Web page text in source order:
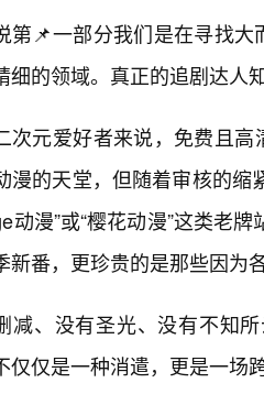
第📌一部分我们是在寻找大
细的领域。真正的追剧达人
次元爱好者来说，免费且
漫的天堂，但随着审核的
动漫”或“樱花动漫”这类老
新番，更珍贵的是那些因为
减、没有圣光、没有不知
仅仅是一种消遣，更是一场